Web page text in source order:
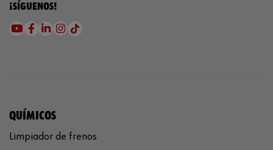
¡SÍGUENOS!
QUÍMICOS
Limpiador de frenos